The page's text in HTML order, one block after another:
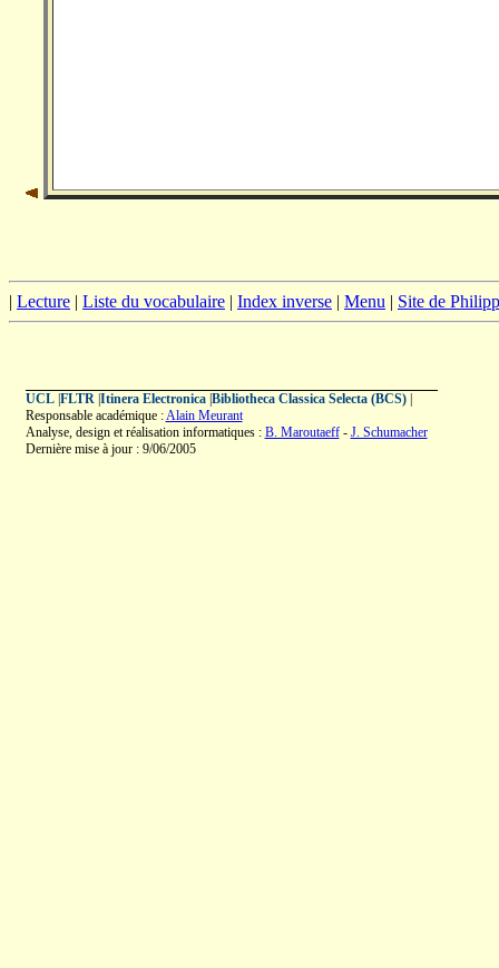
| Lecture | Liste du vocabulaire | Index inverse | Menu | Site de
UCL| FLTR| Itinera Electronica| Bibliotheca Classica Selecta (BCS)|
Responsable académique :Alain Meurant
Analyse, design et réalisation informatiques : B. Maroutaeff- J. Schumacher
Dernière mise à jour : 9/06/2005